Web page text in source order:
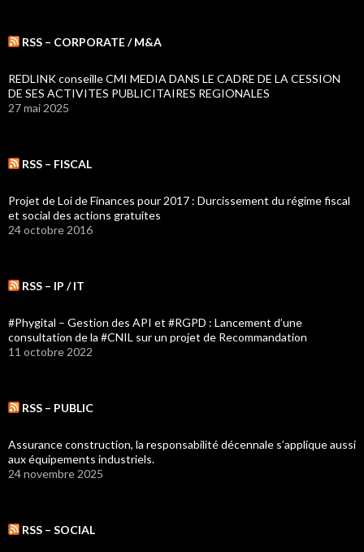
RSS – CORPORATE / M&A
REDLINK conseille CMI MEDIA DANS LE CADRE DE LA CESSION
DE SES ACTIVITES PUBLICITAIRES REGIONALES
27 mai 2025
RSS – FISCAL
Projet de Loi de Finances pour 2017 : Durcissement du régime fiscal
et social des actions gratuites
24 octobre 2016
RSS – IP / IT
#Phygital – Gestion des API et #RGPD : Lancement d’une
consultation de la #CNIL sur un projet de Recommandation
11 octobre 2022
RSS – PUBLIC
Assurance construction, la responsabilité décennale s’applique aussi
aux équipements industriels.
24 novembre 2025
RSS – SOCIAL